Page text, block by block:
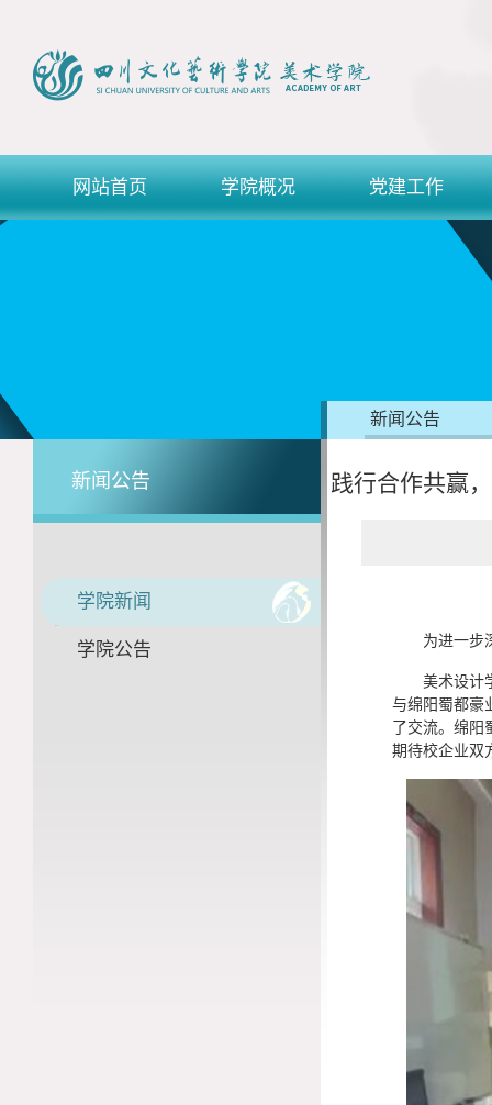
网站首页 学院概况 党建工作
新闻公告
学院新闻
学院公告
新闻公告
践行合作共赢
为进一步深
美术设计学
与绵阳蜀都豪
了交流。绵阳
期待校企业双